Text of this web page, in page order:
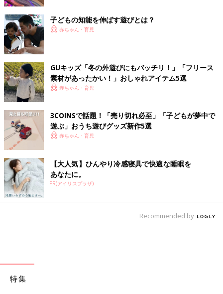
のもあるので、検討してみてください。
想像力・コミュニケーションを伸ばす遊びのコツ
積み木を電車や自動車に見立てるような「ごっこ遊び」は、いろ
いろな場面やそこにないものを想像する力を伸ばします。集中し
ているときは邪魔をせずに見守ることも大切ですが、時には一緒
に遊んであげましょう。親子で「○○ごっこ」をすることで、子ど
もの想像する世界がさらに広がります。
●2歳からの想像力・コミュニケーションを伸ばす遊びとは？
ママやパパのまねっこ遊び、店員さんや運転手さんなど働く人の
まねっこ遊びは、コミュニケーション力を育むとともに、生活習
に飲み物や食べ物をあげるような遊びをする子もいますが、これ
はママ・パパのまねっこといえるでしょう。
「男の子なのに人形ごっこ？」、「女の子なのに電車ごっこ？」
が、大人目線で遊び方を決めつけずに、なるべく子どもの興味の
「知育」というと、何か特別な教育をするのかと思う人もいるか
もしれませんが、子どもにとっては日常の中に知的好奇心をくす
子どもの知能を伸ばす遊びとは？
赤ちゃん・育児
GUキッズ「冬の外遊びにもバッチリ！」「フリース
素材があったかい！」おしゃれアイテム5選
赤ちゃん・育児
3COINSで話題！「売り切れ必至」「子どもが夢中で
遊ぶ」おうち遊びグッズ新作5選
赤ちゃん・育児
【大人気】ひんやり冷感寝具で快適な睡眠を
あなたに。
PR(アイリスプラザ)
Recommended by
特集